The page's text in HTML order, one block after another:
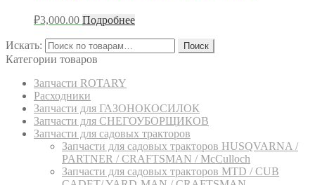
₽3,000.00 Подробнее
Искать: Поиск
Категории товаров
Запчасти ROTARY
Расходники
Запчасти для ГАЗОНОКОСИЛОК
Запчасти для СНЕГОУБОРЩИКОВ
Запчасти для садовых тракторов
Запчасти для садовых тракторов HUSQVARNA /
PARTNER / CRAFTSMAN / McCulloch
Запчасти для садовых тракторов MTD / CUB